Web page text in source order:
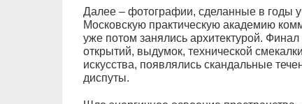
Далее – фотографии, сделанные в годы
Московскую практическую академию
уже потом занялись архитектурой.
открытий, выдумок, технической
искусства, появлялись скандальные
диспуты.